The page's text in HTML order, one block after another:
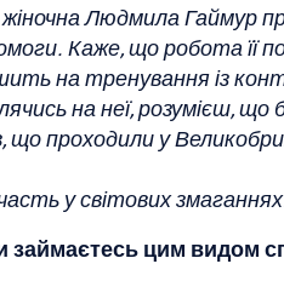
Людмила Гаймур
Каже, що робота її
на тренування із
на неї, розумієш,
що проходили у
у світових
займаєтесь цим видом